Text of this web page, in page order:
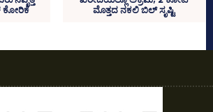
ಕೋರಿಕೆ ಮೊತ್ತದ ನಕಲಿ ಬಿಲ್‌ ಸೃಷ್ಟಿ